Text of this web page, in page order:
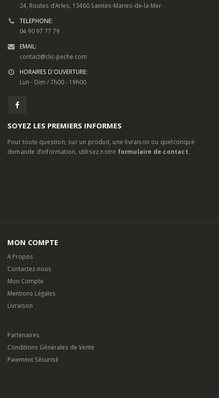
24, Routes d’Arles, 13460 Saintes-Maries-de-la-Mer
TELEPHONE:
04 90 97 77 79
EMAIL:
contact@clic-peche.com
HORAIRES D'OUVERTURE:
Lun - Dim / 7h00 - 19h00
SOYEZ LES PREMIERS INFORMES
Pour toute question, sur un produit, une livraison ou quelconque
demande d’information, utilisez notre formulaire de contact.
MON COMPTE
A Propos
Contactez-nous
Mon Compte
Mentions Légales
Livraison
Partenaires
Conditions Générales de Vente
Paiement Sécurisé